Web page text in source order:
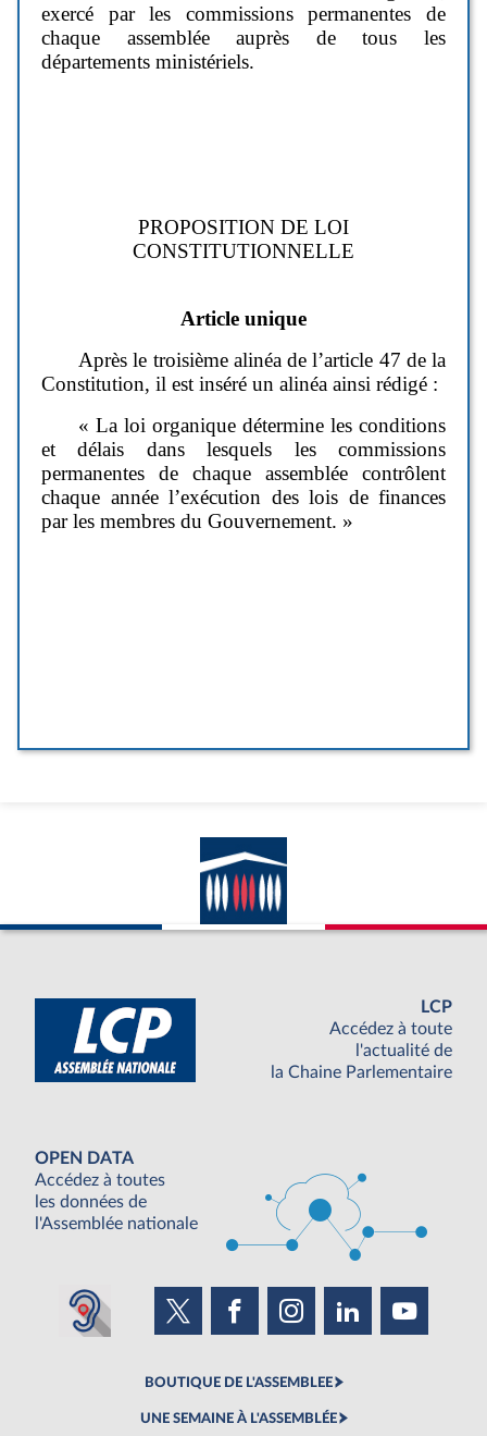
LCP
Accédez à toute
l'actualité de
la Chaine Parlementaire
OPEN DATA
Accédez à toutes
les données de
l'Assemblée nationale
BOUTIQUE DE L'ASSEMBLEE
UNE SEMAINE À L'ASSEMBLÉE